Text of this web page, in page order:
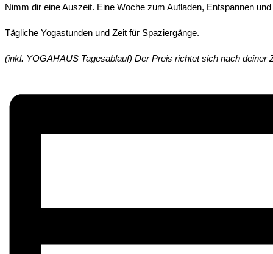
Nimm dir eine Auszeit. Eine Woche zum Aufladen, Entspannen
Tägliche Yogastunden und Zeit für Spaziergänge.
(inkl. YOGAHAUS Tagesablauf) Der Preis richtet sich nach deiner